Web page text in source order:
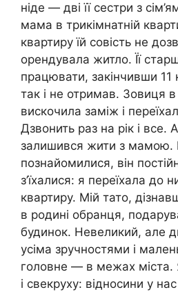
ніде — дві її сестри з
мама в трикімнатній
квартиру їй совість не
орендувала житло. Її
працювати, закінчивши 11
так і не отримав. Зовиця в
вискочила заміж і
Дзвонить раз на рік і все.
залишився жити з мамою.
познайомилися, він
з’їхалися: я переїхала до
квартиру. Мій тато,
в родині обранця,
будинок. Невеликий, але
усіма зручностями і
головне — в межах міста.
і свекруху: відносини у